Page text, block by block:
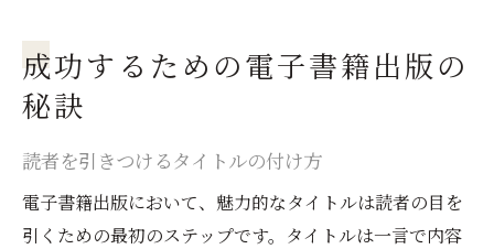
成功するための電子書籍出版の
秘訣
読者を引きつけるタイトルの付け方
電子書籍出版において、魅力的なタイトルは読者の目を
引くための最初のステップです。タイトルは一言で内容